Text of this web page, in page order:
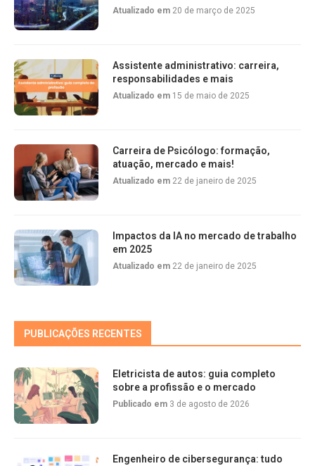
Atualizado em 20 de março de 2025
Assistente administrativo: carreira,
responsabilidades e mais
Atualizado em 15 de maio de 2025
Carreira de Psicólogo: formação,
atuação, mercado e mais!
Atualizado em 22 de janeiro de 2025
Impactos da IA no mercado de trabalho
em 2025
Atualizado em 22 de janeiro de 2025
PUBLICAÇÕES RECENTES
Eletricista de autos: guia completo
sobre a profissão e o mercado
Publicado em 3 de agosto de 2026
Engenheiro de cibersegurança: tudo